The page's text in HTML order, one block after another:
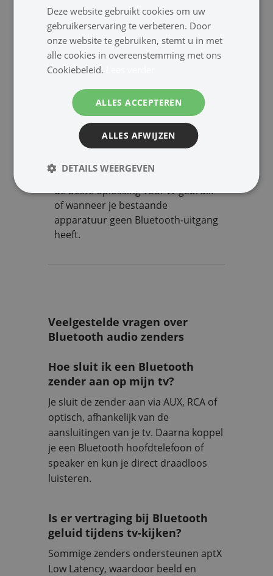
tv‑geluid naar een Bluetooth
hoofdtelefoon
pc‑audio draadloos naar
speakers
muziek van stereo-installatie
naar Bluetooth speakers
Wanneer kies je voor een
Bluetooth zender?
Kies voor een Bluetooth zender
naar een draadloos apparaat. Dit is
de beste oplossing voor tv‑gebruik
of wanneer je bestaande
apparatuur geen Bluetooth‑uitgang
heeft.
Veelgestelde vragen over
Bluetooth audio zenders
Hoe sluit ik een Bluetooth
zender aan op mijn tv?
Je sluit de zender aan via AUX, RCA of
optisch, afhankelijk van de
aansluitingen van je tv. Daarna koppel
je een Bluetooth hoofdtelefoon of
speaker en kun je direct draadloos
luisteren.
Is er vertraging bij Bluetooth
geluid tijdens tv‑kijken?
Sommige zenders ondersteunen aptX
Low Latency, waardoor beeld en
Deze website gebruikt cookies om uw
gebruikerservaring te verbeteren. Door
onze website te gebruiken, stemt u in met
alle cookies in overeenstemming met ons
Cookiebeleid.
ALLES ACCEPTEREN
ALLES AFWIJZEN
DETAILS WEERGEVEN